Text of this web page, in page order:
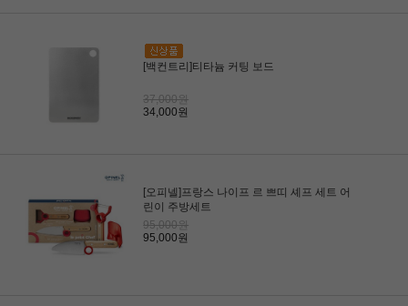
[백컨트리]티타늄 커팅 보드
37,000원
34,000원
[오피넬]프랑스 나이프 르 쁘띠 셰프 세트 어
린이 주방세트
95,000원
95,000원